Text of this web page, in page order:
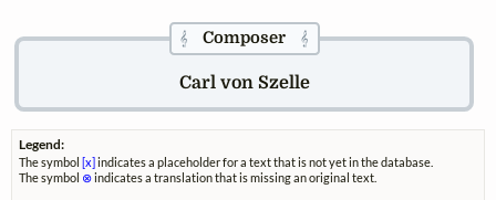
𝄞Composer 𝄞
Carl von Szelle
Legend:
The symbol [x] indicates a placeholder for a text that is not yet in the database.
The symbol ⊗indicates a translation that is missing an original text.